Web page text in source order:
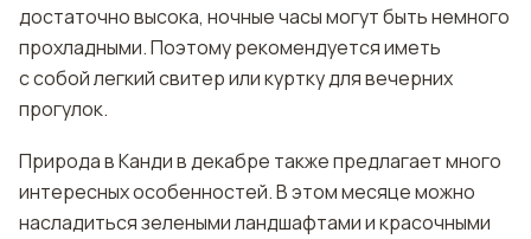
достаточно высока, ночные часы могут быть немного
прохладными. Поэтому рекомендуется иметь
с собой легкий свитер или куртку для вечерних
прогулок.
Природа в Канди в декабре также предлагает много
интересных особенностей. В этом месяце можно
насладиться зелеными ландшафтами и красочными